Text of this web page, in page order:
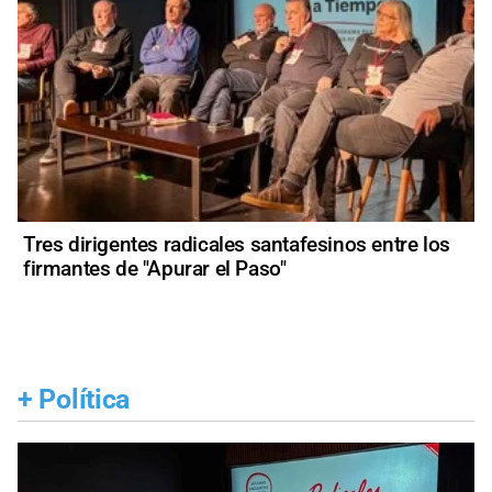
Tres dirigentes radicales santafesinos entre los
firmantes de "Apurar el Paso"
+ Política